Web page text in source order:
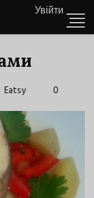
Увійти
Eatsy 0